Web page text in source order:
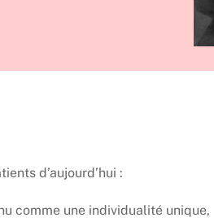
d’aujourd’hui :
comme une individualité unique,